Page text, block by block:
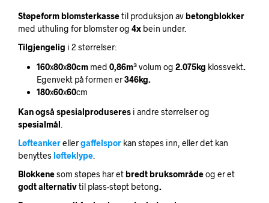
Støpeformblomsterkassetil produksjon avbetongblokker
med uthuling for blomster og 4x bein under.
Tilgjengelig i 2 størrelser:
160x80x80cm med 0,86m³volum og 2.075kg klossvekt.
Egenvekt på formen er346kg.
180x60x60cm
Kan også spesialproduseres i andre størrelser og
spesialmål.
Løfteankerellergaffelspor kan støpes inn, eller det kan
benyttes løfteklype.
Blokkenesom støpes har etbredt bruksområdeog er et
godt alternativtil plass-støpt betong.